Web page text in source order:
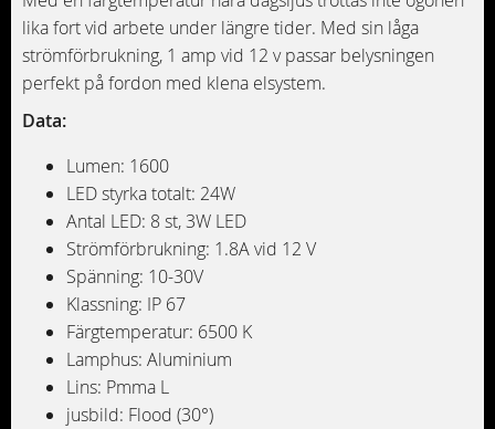
lika fort vid arbete under längre tider. Med sin låga
strömförbrukning, 1 amp vid 12 v passar belysningen
perfekt på fordon med klena elsystem.
Data:
Lumen: 1600
LED styrka totalt: 24W
Antal LED: 8 st, 3W LED
Strömförbrukning: 1.8A vid 12 V
Spänning: 10-30V
Klassning: IP 67
Färgtemperatur: 6500 K
Lamphus: Aluminium
Lins: Pmma L
jusbild: Flood (30°)